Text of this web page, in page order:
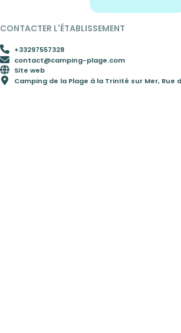
CONTACTER L'ÉTABLISSEMENT
+33297557328
contact@camping-plage.com
Site web
Camping de la Plage à la Trinité sur Mer,